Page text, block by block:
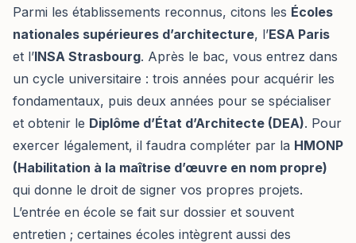
Parmi les établissements reconnus, citons les Écoles
nationales supérieures d’architecture, l’ESA Paris
et l’INSA Strasbourg. Après le bac, vous entrez dans
un cycle universitaire : trois années pour acquérir les
fondamentaux, puis deux années pour se spécialiser
et obtenir le Diplôme d’État d’Architecte (DEA). Pour
exercer légalement, il faudra compléter par la HMONP
(Habilitation à la maîtrise d’œuvre en nom propre)
qui donne le droit de signer vos propres projets.
L’entrée en école se fait sur dossier et souvent
entretien ; certaines écoles intègrent aussi des